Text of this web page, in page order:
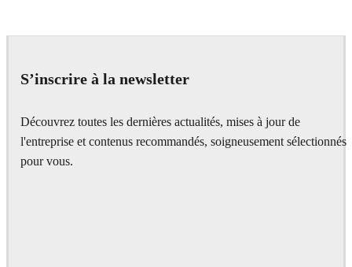
S’inscrire à la newsletter
Découvrez toutes les dernières actualités, mises à jour de
l'entreprise et contenus recommandés, soigneusement sélectionnés
pour vous.